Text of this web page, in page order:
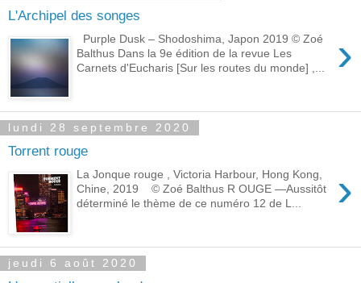
L'Archipel des songes
›
Purple Dusk – Shodoshima, Japon 2019 © Zoé
Balthus Dans la 9e édition de la revue Les
Carnets d'Eucharis [Sur les routes du monde] ,...
lundi 28 septembre 2020
Torrent rouge
›
La Jonque rouge , Victoria Harbour, Hong Kong,
Chine, 2019 © Zoé Balthus R OUGE —Aussitôt
déterminé le thème de ce numéro 12 de L...
jeudi 6 août 2020